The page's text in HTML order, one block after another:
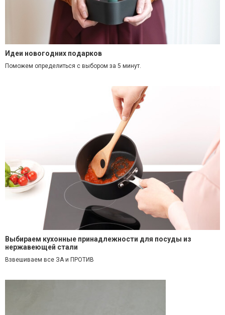
Идеи новогодних подарков
Поможем определиться с выбором за 5 минут.
Выбираем кухонные принадлежности для посуды из
нержавеющей стали
Взвешиваем все ЗА и ПРОТИВ